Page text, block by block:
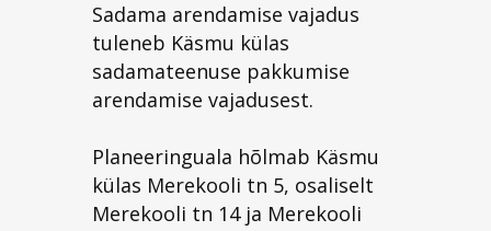
Sadama arendamise vajadus
tuleneb Käsmu külas
sadamateenuse pakkumise
arendamise vajadusest.
Planeeringuala hõlmab Käsmu
külas Merekooli tn 5, osaliselt
Merekooli tn 14 ja Merekooli